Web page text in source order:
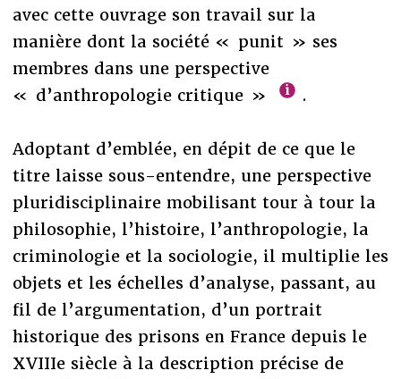
avec cette ouvrage son travail sur la
manière dont la société « punit » ses
membres dans une perspective
« d’anthropologie critique »
.
Adoptant d’emblée, en dépit de ce que le
titre laisse sous-entendre, une perspective
pluridisciplinaire mobilisant tour à tour la
philosophie, l’histoire, l’anthropologie, la
criminologie et la sociologie, il multiplie les
objets et les échelles d’analyse, passant, au
fil de l’argumentation, d’un portrait
historique des prisons en France depuis le
XVIIIe siècle à la description précise de